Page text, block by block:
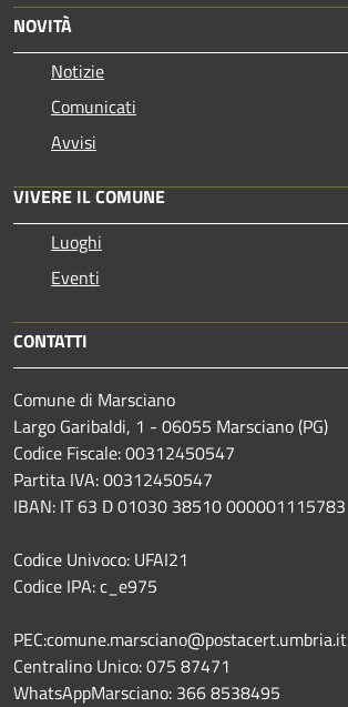
NOVITÀ
Notizie
Comunicati
Avvisi
VIVERE IL COMUNE
Luoghi
Eventi
CONTATTI
Comune di Marsciano
Largo Garibaldi, 1 - 06055 Marsciano (PG)
Codice Fiscale: 00312450547
Partita IVA: 00312450547
IBAN: IT 63 D 01030 38510 000001115783
Codice Univoco: UFAI21
Codice IPA: c_e975
PEC:comune.marsciano@postacert.umbria.it
Centralino Unico: 075 87471
WhatsAppMarsciano: 366 8538495